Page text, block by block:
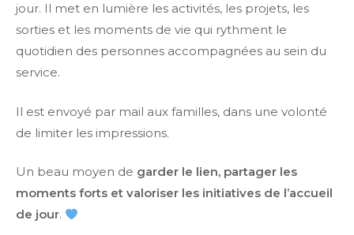
jour. Il met en lumière les activités, les projets, les
sorties et les moments de vie qui rythment le
quotidien des personnes accompagnées au sein du
service.
Il est envoyé par mail aux familles, dans une volonté
de limiter les impressions.
Un beau moyen de garder le lien, partager les
moments forts et valoriser les initiatives de l’accueil
de jour.